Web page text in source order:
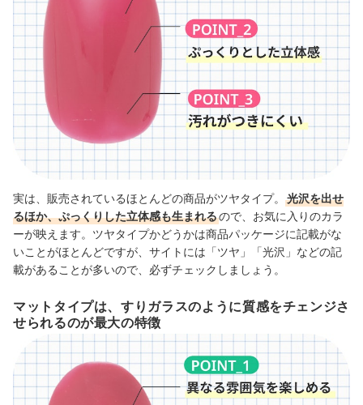
実は、販売されているほとんどの商品がツヤタイプ。
光沢を出せ
るほか、ぷっくりした立体感も生まれるので、お気に入りのカラ
ーが映えます。 ツヤタイプかどうかは商品パッケージに記載がな
いことがほとんどですが、サイト には「ツヤ」「光沢」などの記
載があることが多いので、必ずチェックしましょう。
マットタイプは、すりガラスのように質感をチェンジさ
せられるのが最大の特徴